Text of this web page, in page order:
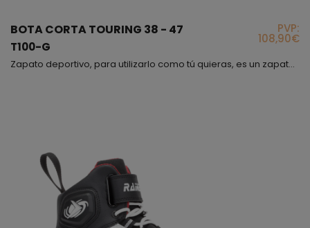
BOTA CORTA TOURING 38 - 47
T100-G
PVP:
108,90€
Zapato deportivo, para utilizarlo como tú quieras, es un zapato con el que puedes ir en moto, al trabajo, caminar sin problemas, etc. Súper moderna, cómoda y flexible. Fabricada con rejilla y microfibra, muy transpirable, se cierra mediante cordones y velcro, interiormente lleva una plantilla anatómica, te gustará.